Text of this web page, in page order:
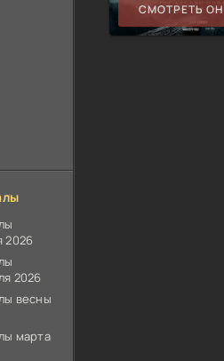
2026
2026
весны
марта
СМОТРЕТЬ